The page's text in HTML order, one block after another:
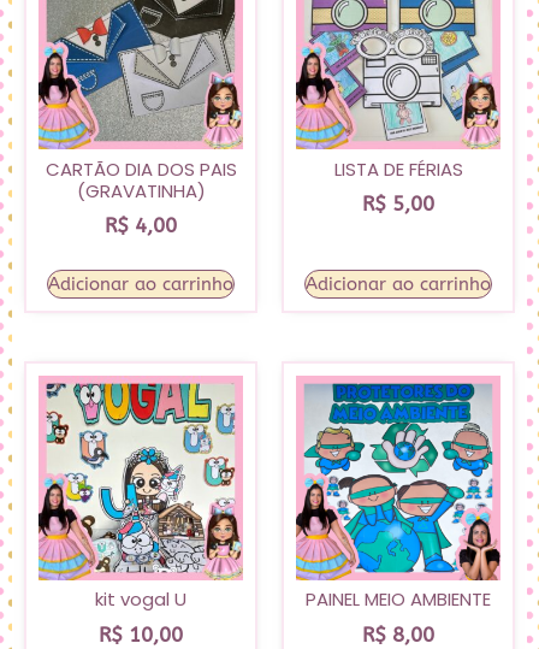
CARTÃO DIA DOS PAIS
(GRAVATINHA)
R$ 4,00
Adicionar ao carrinho
LISTA DE FÉRIAS
R$ 5,00
Adicionar ao carrinho
kit vogal U
R$ 10,00
PAINEL MEIO AMBIENTE
R$ 8,00